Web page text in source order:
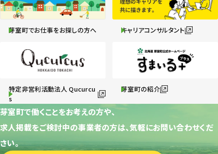
芽室町でお仕事をお探しの方へ キャリアコンサルタント
特定非営利活動法人 Qucurcu
s
芽室町の紹介
芽室町で働くことをお考えの方や、
求人掲載をご検討中の事業者の方は、気軽にお問い合わせくだ
さい。